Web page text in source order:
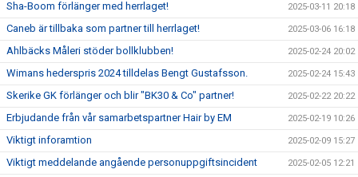
Sha-Boom förlänger med herrlaget! 2025-03-11 20:18
Caneb är tillbaka som partner till herrlaget! 2025-03-06 16:18
Ahlbäcks Måleri stöder bollklubben! 2025-02-24 20:02
Wimans hederspris 2024 tilldelas Bengt Gustafsson. 2025-02-24 15:43
Skerike GK förlänger och blir "BK30 & Co" partner! 2025-02-22 20:22
Erbjudande från vår samarbetspartner Hair by EM 2025-02-19 10:26
Viktigt inforamtion 2025-02-09 15:27
Viktigt meddelande angående personuppgiftsincident 2025-02-05 12:21